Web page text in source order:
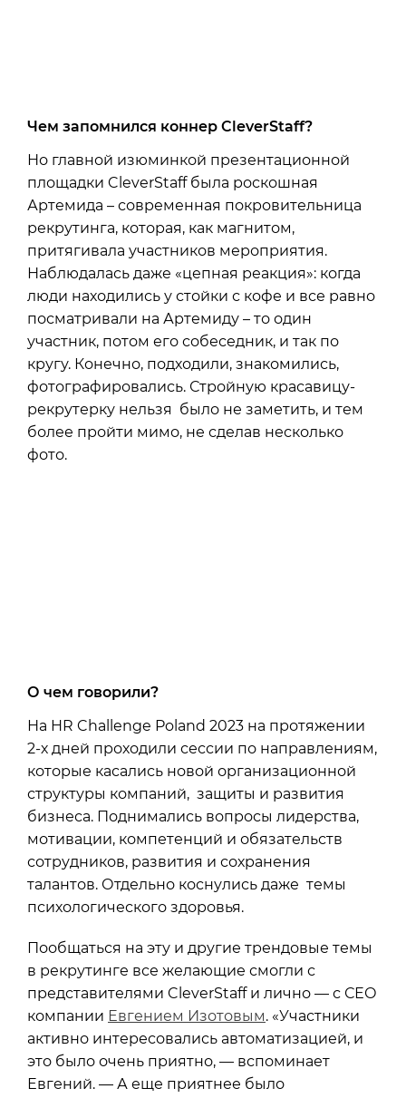
Чем запомнился коннер CleverStaff?
Но главной изюминкой презентационной
площадки CleverStaff была роскошная
Артемида – современная покровительница
рекрутинга, которая, как магнитом,
притягивала участников мероприятия.
Наблюдалась даже «цепная реакция»: когда
люди находились у стойки с кофе и все равно
посматривали на Артемиду – то один
участник, потом его собеседник, и так по
кругу. Конечно, подходили, знакомились,
фотографировались. Стройную красавицу-
рекрутерку нельзя было не заметить, и тем
более пройти мимо, не сделав несколько
фото.
О чем говорили?
На HR Challenge Poland 2023 на протяжении
2-х дней проходили сессии по направлениям,
которые касались новой организационной
структуры компаний, защиты и развития
бизнеса. Поднимались вопросы лидерства,
мотивации, компетенций и обязательств
сотрудников, развития и сохранения
талантов. Отдельно коснулись даже темы
психологического здоровья.
Пообщаться на эту и другие трендовые темы
в рекрутинге все желающие смогли с
представителями CleverStaff и лично — с СЕО
компании Евгением Изотовым. «Участники
активно интересовались автоматизацией, и
это было очень приятно, — вспоминает
Евгений. — А еще приятнее было